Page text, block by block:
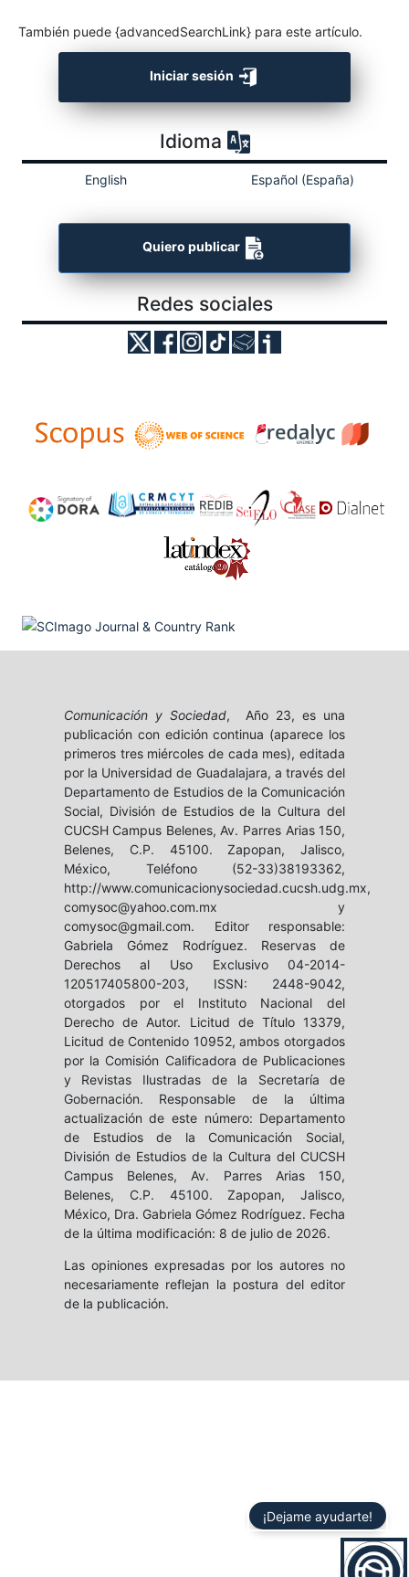
También puede {advancedSearchLink} para este artículo.
Iniciar sesión
Idioma
English Español (España)
Quiero publicar
Redes sociales
Comunicación y Sociedad, Año 23, es una
publicación con edición continua (aparece los
primeros tres miércoles de cada mes), editada
por la Universidad de Guadalajara, a través del
Departamento de Estudios de la Comunicación
Social, División de Estudios de la Cultura del
CUCSH Campus Belenes, Av. Parres Arias 150,
Belenes, C.P. 45100. Zapopan, Jalisco,
México, Teléfono (52-33)38193362,
http://www.comunicacionysociedad.cucsh.udg.mx,
comysoc@yahoo.com.mx y
comysoc@gmail.com. Editor responsable:
Gabriela Gómez Rodríguez. Reservas de
Derechos al Uso Exclusivo 04-2014-
120517405800-203, ISSN: 2448-9042,
otorgados por el Instituto Nacional del
Derecho de Autor. Licitud de Título 13379,
Licitud de Contenido 10952, ambos otorgados
por la Comisión Calificadora de Publicaciones
y Revistas Ilustradas de la Secretaría de
Gobernación. Responsable de la última
actualización de este número: Departamento
de Estudios de la Comunicación Social,
División de Estudios de la Cultura del CUCSH
Campus Belenes, Av. Parres Arias 150,
Belenes, C.P. 45100. Zapopan, Jalisco,
México, Dra. Gabriela Gómez Rodríguez. Fecha
de la última modificación: 8 de julio de 2026.
Las opiniones expresadas por los autores no
necesariamente reflejan la postura del editor
de la publicación.
¡Dejame ayudarte!